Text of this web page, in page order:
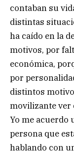
contaban su
distintas
ha caído en la
motivos, por
económica,
por
distintos
movilizante ver
Yo me acuerdo
persona que
hablando con